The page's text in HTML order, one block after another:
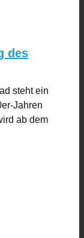
des
steht ein
Jahren
ab dem